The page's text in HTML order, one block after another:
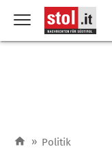
» Politik